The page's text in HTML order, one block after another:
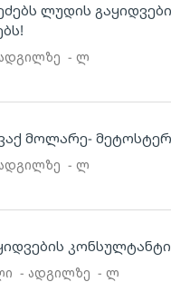
ლუდის
- ლ
მოლარე-
- ლ
კონსულტანტი
- ადგილზე - ლ